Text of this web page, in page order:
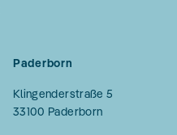
Paderborn
Klingenderstraße 5
33100 Paderborn